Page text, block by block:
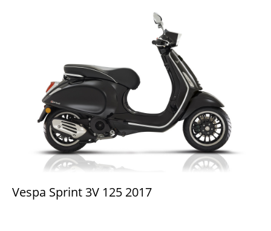
Vespa Sprint 3V 125 2017